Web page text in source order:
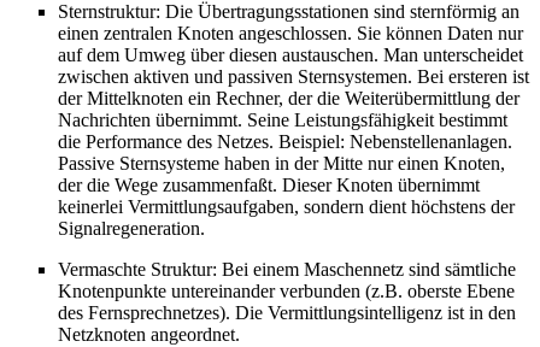
Sternstruktur: Die Übertragungsstationen sind sternförmig an
einen zentralen Knoten angeschlossen. Sie können Daten nur
auf dem Umweg über diesen austauschen. Man unterscheidet
zwischen aktiven und passiven Sternsystemen. Bei ersteren ist
der Mittelknoten ein Rechner, der die Weiterübermittlung der
Nachrichten übernimmt. Seine Leistungsfähigkeit bestimmt
die Performance des Netzes. Beispiel: Nebenstellenanlagen.
Passive Sternsysteme haben in der Mitte nur einen Knoten,
der die Wege zusammenfaßt. Dieser Knoten übernimmt
keinerlei Vermittlungsaufgaben, sondern dient höchstens der
Signalregeneration.
Vermaschte Struktur: Bei einem Maschennetz sind sämtliche
Knotenpunkte untereinander verbunden (z.B. oberste Ebene
des Fernsprechnetzes). Die Vermittlungsintelligenz ist in den
Netzknoten angeordnet.